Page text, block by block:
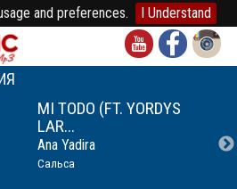
and preferences. I Understand
MI TODO (FT. YORDYS
LAR...
Ana Yadira
Сальса